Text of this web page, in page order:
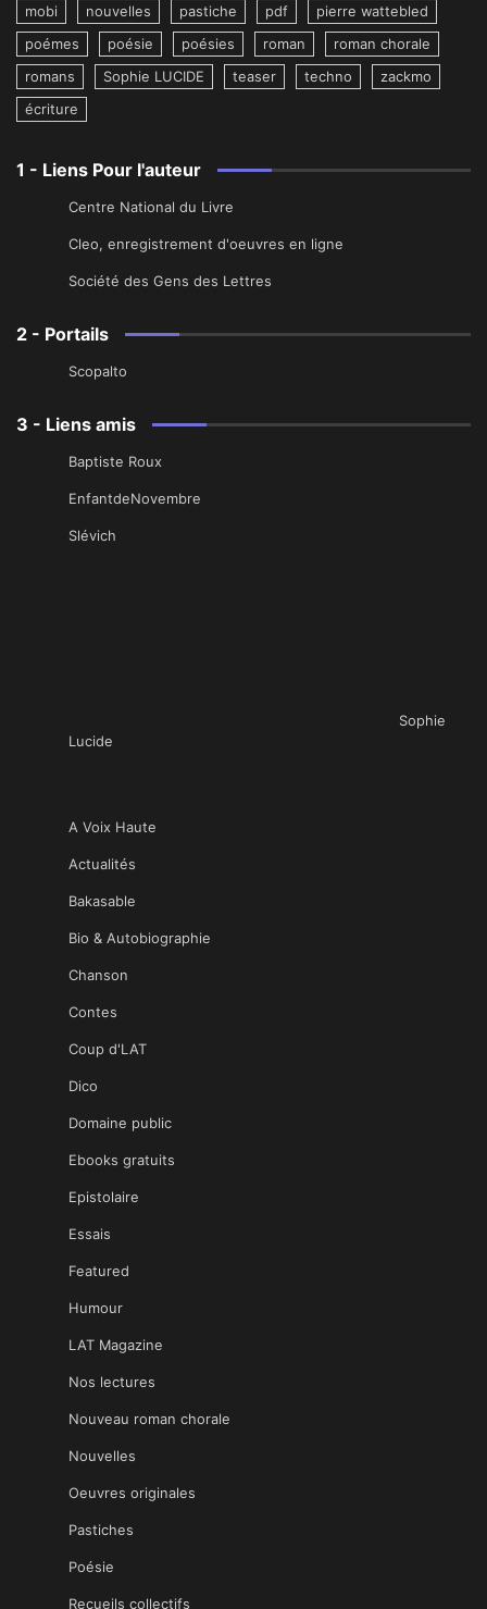
mobi
nouvelles pastiche pdf
pierre wattebled
poémes
poésie poésies roman
roman chorale
romans
Sophie LUCIDE teaser techno
zackmo
écriture
1 - Liens Pour l'auteur
Centre National du Livre
Cleo, enregistrement d'oeuvres en ligne
Société des Gens des Lettres
2 - Portails
Scopalto
3 - Liens amis
Baptiste Roux
EnfantdeNovembre
Slévich
Sophie
Lucide
A Voix Haute
Actualités
Bakasable
Bio & Autobiographie
Chanson
Contes
Coup d'LAT
Dico
Domaine public
Ebooks gratuits
Epistolaire
Essais
Featured
Humour
LAT Magazine
Nos lectures
Nouveau roman chorale
Nouvelles
Oeuvres originales
Pastiches
Poésie
Recueils collectifs